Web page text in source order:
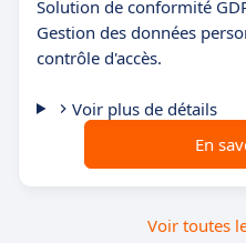
Solution de conformité
Gestion des données
contrôle d'accès.
Voir plus de détails
En
Voir toutes